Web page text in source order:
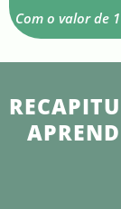
Com o valor de